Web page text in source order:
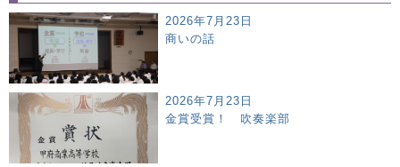
2026年7月23日
商いの話
2026年7月23日
金賞受賞！ 吹奏楽部